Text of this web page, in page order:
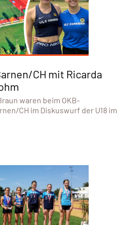
CH mit Ricarda
waren beim OKB-
CH im Diskuswurf der U18 im